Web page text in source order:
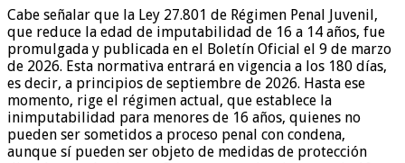
Cabe señalar que la Ley 27.801 de Régimen Penal Juvenil,
que reduce la edad de imputabilidad de 16 a 14 años, fue
promulgada y publicada en el Boletín Oficial el 9 de marzo
de 2026. Esta normativa entrará en vigencia a los 180 días,
es decir, a principios de septiembre de 2026. Hasta ese
momento, rige el régimen actual, que establece la
inimputabilidad para menores de 16 años, quienes no
pueden ser sometidos a proceso penal con condena,
aunque sí pueden ser objeto de medidas de protección